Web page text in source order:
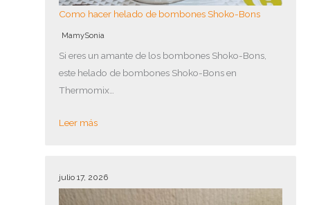
Como hacer helado de bombones Shoko-Bons
MamySonia
Si eres un amante de los bombones Shoko-Bons,
este helado de bombones Shoko-Bons en
Thermomix…
Leer más
julio 17, 2026